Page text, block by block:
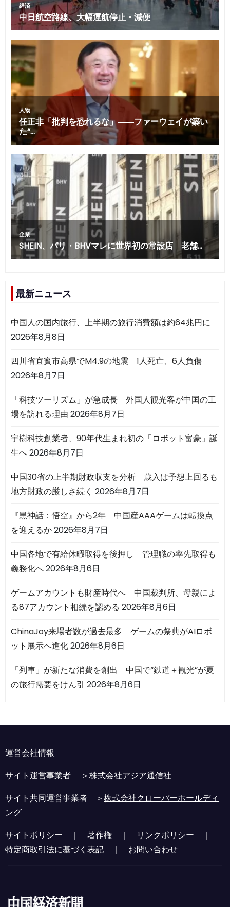
最新ニュース
中国人の国内旅行、上半期の旅行消費額は約64兆円に
2026年8月8日
四川省宜賓市高県でM4.9の地震 1人死亡、6人負傷
2026年8月7日
「科技ツーリズム」が急成長 外国人観光客が中国の工
場を訪れる理由 2026年8月7日
宇樹科技創業者、90年代生まれ初の「ロボット富豪」誕
生へ2026年8月7日
中国30省の上半期財政収支を分析 歳入は予想上回るも
地方財政の厳しさ続く 2026年8月7日
『黒神話：悟空』から2年 中国産AAAゲームは転換点
を迎えるか2026年8月7日
中国各地で有給休暇取得を後押し 管理職の率先取得も
義務化へ2026年8月6日
ゲームアカウントも財産時代へ 中国裁判所、母親によ
る87アカウント相続を認める 2026年8月6日
ChinaJoy来場者数が過去最多 ゲームの祭典がAIロボ
ット展示へ進化2026年8月6日
「列車」が新たな消費を創出 中国で“鉄道＋観光”が夏
の旅行需要をけん引 2026年8月6日
運営会社情報
サイト運営事業者 ＞株式会社アジア通信社
サイト共同運営事業者 ＞株式会社クローバーホールディ
ング
サイトポリシー ｜ 著作権 ｜ リンクポリシー ｜
特定商取引法に基づく表記 ｜ お問い合わせ